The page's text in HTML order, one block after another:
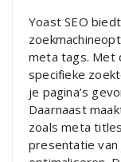
Yoast SEO
meta tags. Met
specifieke
je pagina’s
Daarnaast
zoals meta
presentatie